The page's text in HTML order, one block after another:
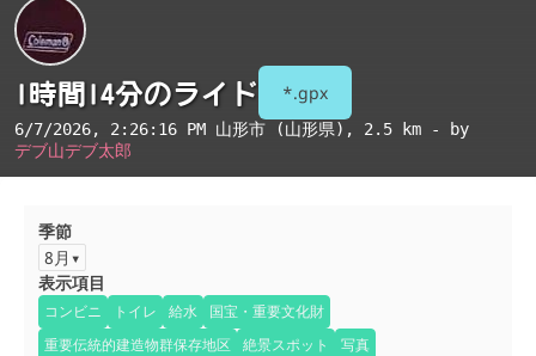
1時間14分のライド *.gpx
6/7/2026, 2:26:16 PM 山形市 (山形県) , 2.5 km - by
デブ山デブ太郎
季節
8月
表示項目
コンビニ トイレ 給水
国宝・重要文化財
重要伝統的建造物群保存地区
絶景スポット 写真